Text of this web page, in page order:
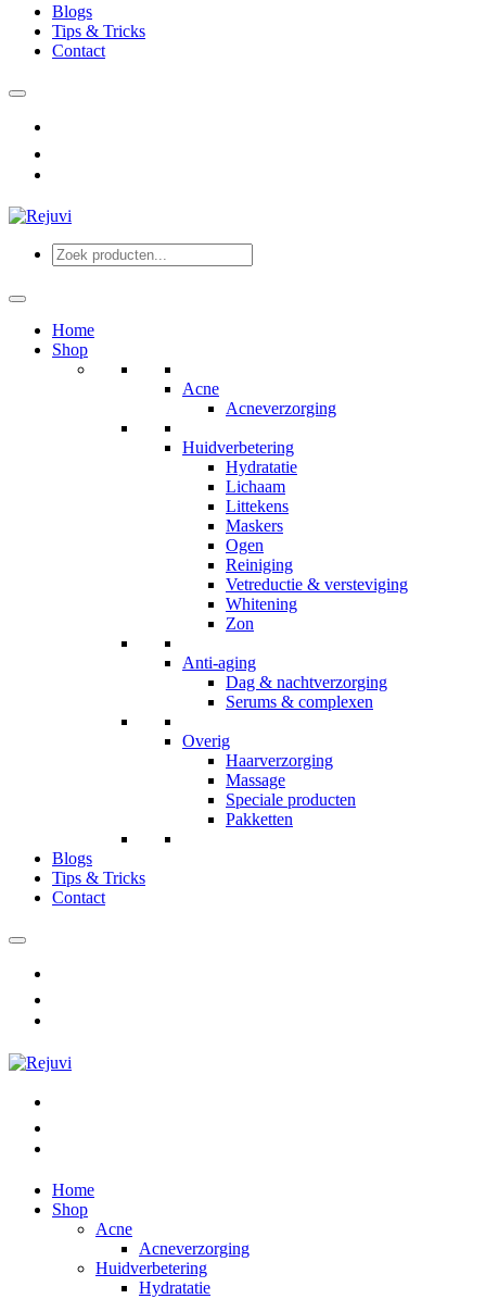
Blogs
Tips & Tricks
Contact
Home
Shop
Acne
Acneverzorging
Huidverbetering
Hydratatie
Lichaam
Littekens
Maskers
Ogen
Reiniging
Vetreductie & versteviging
Whitening
Zon
Anti-aging
Dag & nachtverzorging
Serums & complexen
Overig
Haarverzorging
Massage
Speciale producten
Pakketten
Blogs
Tips & Tricks
Contact
Home
Shop
Acne
Acneverzorging
Huidverbetering
Hydratatie